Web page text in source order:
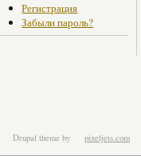
Регистрация
Забыли пароль?
Drupal theme by pixeljets.com